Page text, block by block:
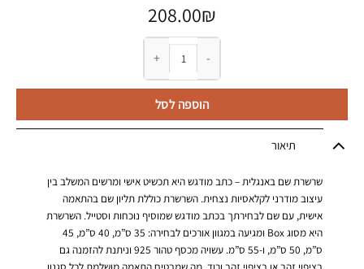
208.00₪
כמות של שרשרת שם באנגלית - כתב מודגש
הוספה לסל
תיאור
שרשרת שם באנגלית – כתב מודגש היא תכשיט אישי ומרשים המשלב בין
עיצוב מודרני לקלאסיות נצחית. השרשרת כוללת תליון שם בהתאמה
אישית, עם שם לבחירתך בכתב מודגש שמוסיף נוכחות וסטייל. השרשרת
היא מסוג Box ומגיעה במגוון אורכים לבחירה: 35 ס”מ, 40 ס”מ, 45
ס”מ, 50 ס”מ, ו-55 ס”מ. עשויה מכסף טהור 925 וניתנת להזמנה גם